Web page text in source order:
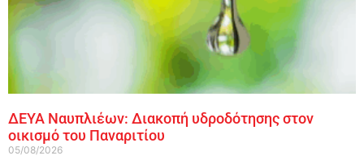
ΔΕΥΑ Ναυπλιέων: Διακοπή υδροδότησης στον
οικισμό του Παναριτίου
05/08/2026